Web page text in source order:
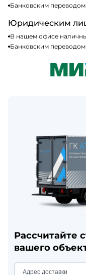
Банковским переводом
Юридическим
В нашем офисе
Банковским переводом
Рассчитайте
вашего